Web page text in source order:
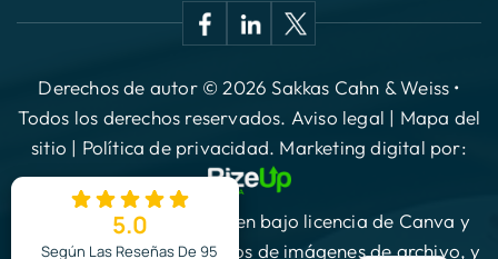
Todos los derechos reservados.Aviso legal
Política de privacidad.Marketing digital por:
*Las imágenes se obtienen bajo licencia de Canva y
otros proveedores externos de imágenes de archivo, y
se incluye la atribución cuando es necesario.
5.0
Según Las Reseñas De 95 EN